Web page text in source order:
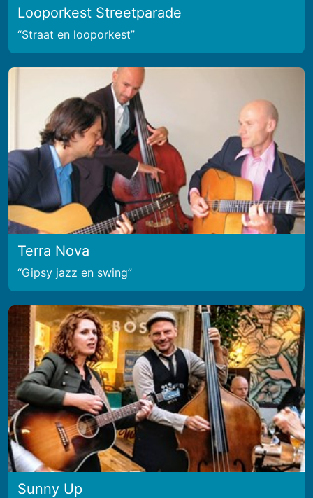
Looporkest Streetparade
Straat en looporkest
Terra Nova
Gipsy jazz en swing
Sunny Up